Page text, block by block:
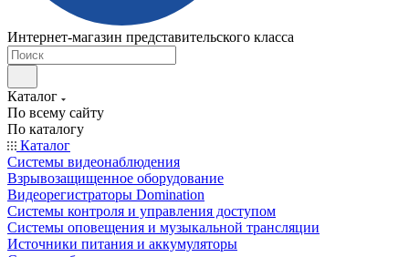
Интернет-магазин представительского класса
Каталог
По всему сайту
По каталогу
Каталог
Системы видеонаблюдения
Взрывозащищенное оборудование
Видеорегистраторы Domination
Системы контроля и управления доступом
Системы оповещения и музыкальной трансляции
Источники питания и аккумуляторы